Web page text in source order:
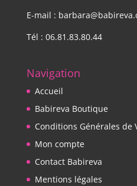
E-mail :
Tél : 06.81.83.80.44
Navigation
Accueil
Babireva Boutique
Conditions Générales de
Mon compte
Contact Babireva
Mentions légales